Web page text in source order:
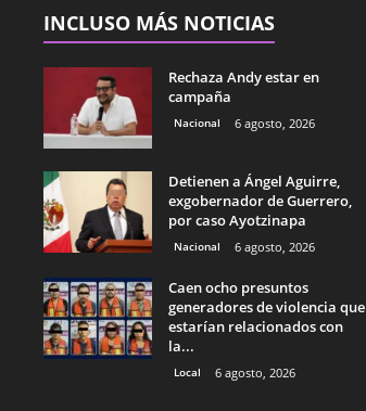
INCLUSO MÁS NOTICIAS
Rechaza Andy estar en
campaña
Nacional 6 agosto, 2026
Detienen a Ángel Aguirre,
exgobernador de Guerrero,
por caso Ayotzinapa
Nacional 6 agosto, 2026
Caen ocho presuntos
generadores de violencia que
estarían relacionados con
la...
Local 6 agosto, 2026